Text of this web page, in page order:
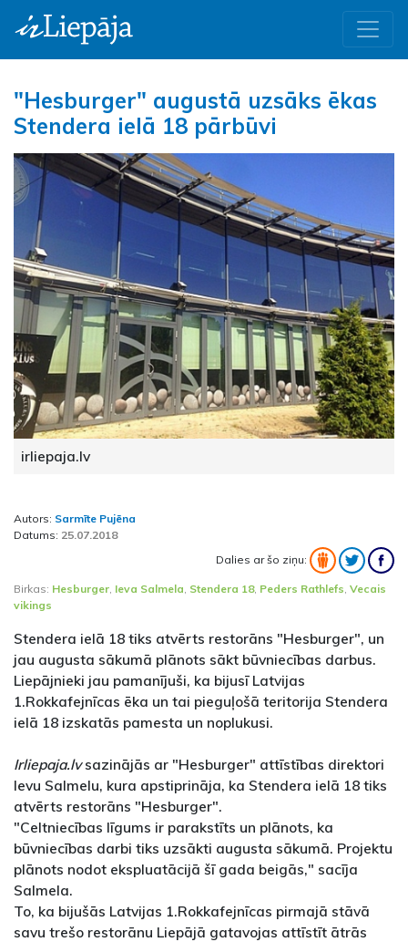
"Hesburger" augustā uzsāks ēkas
Stendera ielā 18 pārbūvi
irliepaja.lv
Autors: Sarmīte Pujēna
Datums: 25.07.2018
Dalies ar šo ziņu:
Birkas: Hesburger Ieva Salmela Stendera 18, Peders Rathlefs Vecais
vikings
Stendera ielā 18 tiks atvērts restorāns "Hesburger", un
jau augusta sākumā plānots sākt būvniecības darbus.
Liepājnieki jau pamanījuši, ka bijusī Latvijas
1.Rokkafejnīcas ēka un tai pieguļošā teritorija Stendera
ielā 18 izskatās pamesta un noplukusi.
Irliepaja.lvsazinājās ar "Hesburger" attīstības direktori
Ievu Salmelu, kura apstiprināja, ka Stendera ielā 18 tiks
atvērts restorāns "Hesburger".
"Celtniecības līgums ir parakstīts un plānots, ka
būvniecības darbi tiks uzsākti augusta sākumā. Projektu
plānots nodot ekspluatācijā šī gada beigās," sacīja
Salmela.
To, ka bijušās Latvijas 1.Rokkafejnīcas pirmajā stāvā
savu trešo restorānu Liepājā gatavojas attīstīt ātrās